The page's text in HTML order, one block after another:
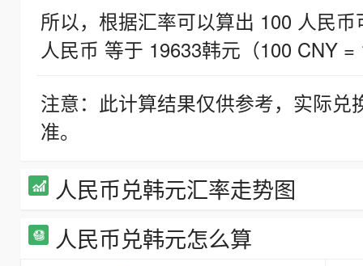
所以，根据汇率可以算出 100 人民
人民币 等于 19633韩元（100 CNY =
注意：此计算结果仅供参考，实际
准。
人民币兑韩元汇率走势图
人民币兑韩元怎么算